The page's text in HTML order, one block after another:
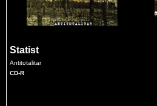
Statist
Antitotalitar
CD-R